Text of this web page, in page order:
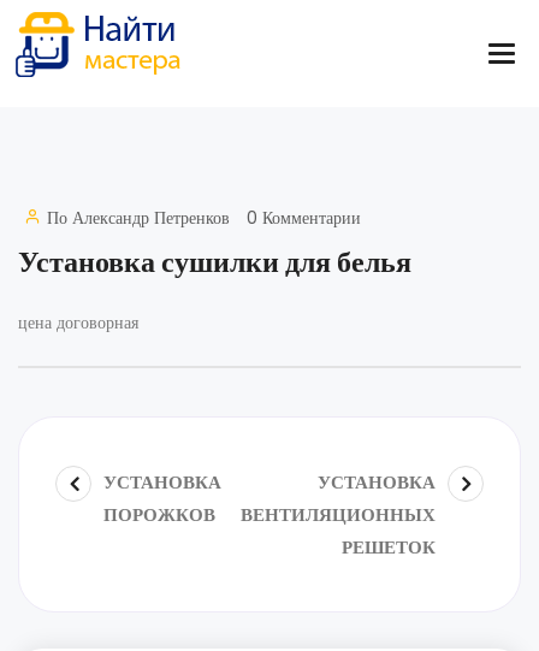
По Александр Петренков 0 Комментарии
Установка сушилки для белья
цена договорная
УСТАНОВКА
ПОРОЖКОВ
УСТАНОВКА
ВЕНТИЛЯЦИОННЫХ
РЕШЕТОК